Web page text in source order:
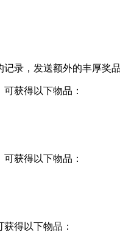
记录，发送额外的丰厚奖品
可获得以下物品：
可获得以下物品：
获得以下物品：